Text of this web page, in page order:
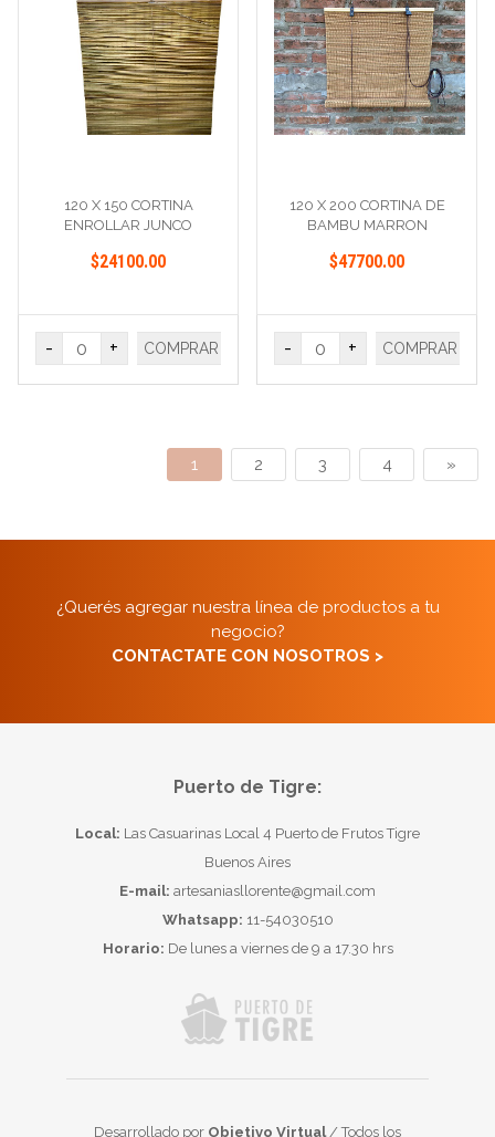
120 X 150 CORTINA
ENROLLAR JUNCO
$24100.00
- + COMPRAR
120 X 200 CORTINA DE
BAMBU MARRON
$47700.00
- + COMPRAR
1 2 3 4 »
¿Querés agregar nuestra línea de productos a tu
negocio?
CONTACTATE CON NOSOTROS >
Puerto de Tigre:
Local: Las Casuarinas Local 4 Puerto de Frutos Tigre
Buenos Aires
E-mail: artesaniasllorente@gmail.com
Whatsapp: 11-54030510
Horario: De lunes a viernes de 9 a 17.30 hrs
Desarrollado por Objetivo Virtual/ Todos los